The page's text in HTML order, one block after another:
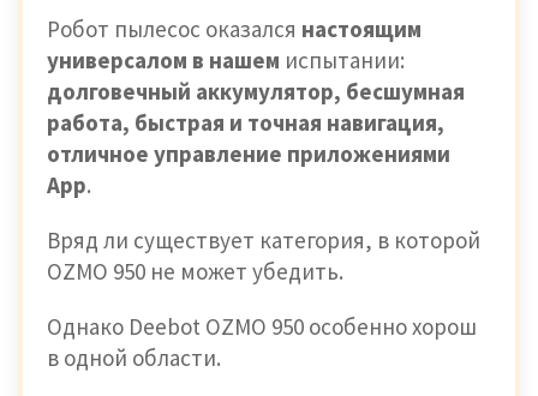
Робот пылесос оказался настоящим
универсалом в нашем испытании:
долговечный аккумулятор, бесшумная
работа, быстрая и точная навигация,
отличное управление приложениями
Арр.
Вряд ли существует категория, в которой
OZMO 950 не может убедить.
Однако Deebot OZMO 950 особенно хорош
в одной области.